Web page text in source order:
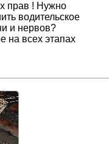
прав ! Нужно
водительское
и нервов?
на всех этапах